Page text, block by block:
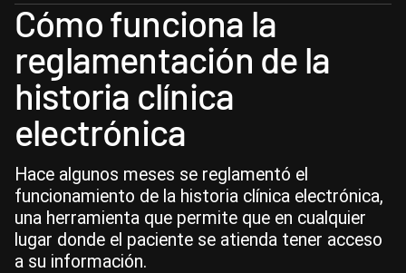
Cómo funciona la
reglamentación de la
historia clínica
electrónica
Hace algunos meses se reglamentó el
funcionamiento de la historia clínica electrónica,
una herramienta que permite que en cualquier
lugar donde el paciente se atienda tener acceso
a su información.